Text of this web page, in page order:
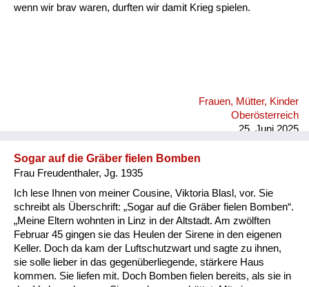
wenn wir brav waren, durften wir damit Krieg spielen.
Frauen, Mütter, Kinder
Oberösterreich
25. Juni 2025
Sogar auf die Gräber fielen Bomben
Frau Freudenthaler, Jg. 1935
Ich lese Ihnen von meiner Cousine, Viktoria Blasl, vor. Sie
schreibt als Überschrift: „Sogar auf die Gräber fielen Bomben“.
„Meine Eltern wohnten in Linz in der Altstadt. Am zwölften
Februar 45 gingen sie das Heulen der Sirene in den eigenen
Keller. Doch da kam der Luftschutzwart und sagte zu ihnen,
sie solle lieber in das gegenüberliegende, stärkere Haus
kommen. Sie liefen mit. Doch Bomben fielen bereits, als sie in